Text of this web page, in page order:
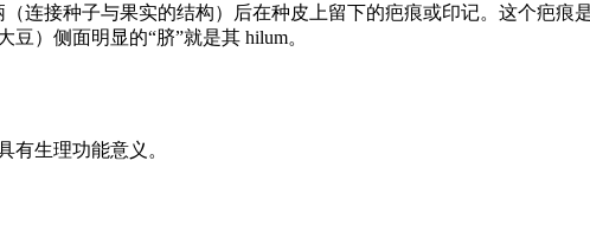
连接种子与果实的结构）后在种皮上留下的疤痕或印记。这个疤
）侧面明显的“脐”就是其 hilum。
有生理功能意义。